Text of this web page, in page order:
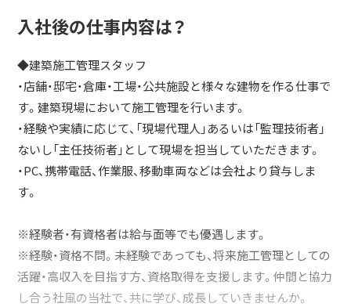
入社後の仕事内容は？
◆建築施工管理スタッフ
・店舗・邸宅・倉庫・工場・公共施設と様々な建物を作る仕事で
す。建築現場において施工管理を行います。
・経験や実績に応じて、「現場代理人」あるいは「監理技術者」
ないし「主任技術者」として現場を担当していただきます。
・PC、携帯電話、作業服、移動車両などは会社より貸与しま
す。
※経験者・有資格者は給与面等でも優遇します。
※経験・資格不問。未経験であっても、将来施工管理としての
活躍・高収入を目指す方、資格取得を支援します。仲間と協力
し合う社風の当社で、共に学び、成長していきませんか。